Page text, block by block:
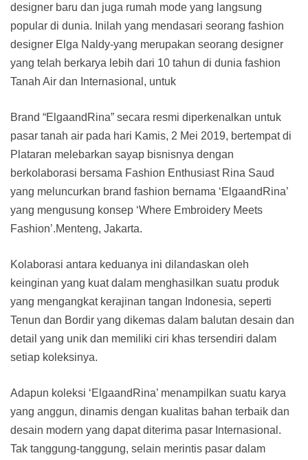
designer baru dan juga rumah mode yang langsung
popular di dunia. Inilah yang mendasari seorang fashion
designer Elga Naldy-yang merupakan seorang designer
yang telah berkarya lebih dari 10 tahun di dunia fashion
Tanah Air dan Internasional, untuk
Brand “ElgaandRina” secara resmi diperkenalkan untuk
pasar tanah air pada hari Kamis, 2 Mei 2019, bertempat di
Plataran melebarkan sayap bisnisnya dengan
berkolaborasi bersama Fashion Enthusiast Rina Saud
yang meluncurkan brand fashion bernama ‘ElgaandRina’
yang mengusung konsep ‘Where Embroidery Meets
Fashion’.Menteng, Jakarta.
Kolaborasi antara keduanya ini dilandaskan oleh
keinginan yang kuat dalam menghasilkan suatu produk
yang mengangkat kerajinan tangan Indonesia, seperti
Tenun dan Bordir yang dikemas dalam balutan desain dan
detail yang unik dan memiliki ciri khas tersendiri dalam
setiap koleksinya.
Adapun koleksi ‘ElgaandRina’ menampilkan suatu karya
yang anggun, dinamis dengan kualitas bahan terbaik dan
desain modern yang dapat diterima pasar Internasional.
Tak tanggung-tanggung, selain merintis pasar dalam